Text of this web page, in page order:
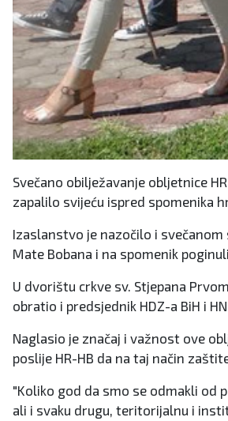
Svečano obilježavanje obljetnice
zapalilo svijeću ispred spomenika
Izaslanstvo je nazočilo i svečanom
Mate Bobana i na spomenik
U dvorištu crkve sv. Stjepana
obratio i predsjednik HDZ-a BiH i
Naglasio je značaj i važnost ove
poslije HR-HB da na taj način
"Koliko god da smo se odmakli od
ali i svaku drugu, teritorijalnu i